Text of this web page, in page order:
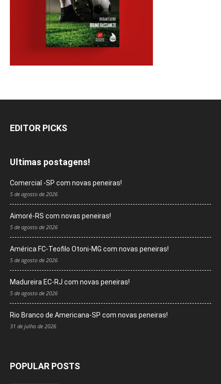
EDITOR PICKS
Ultimas postagens!
Comercial -SP com novas peneiras!
5 de agosto de 2026
Aimoré-RS com novas peneiras!
5 de agosto de 2026
América FC-Teofilo Otoni-MG com novas peneiras!
5 de agosto de 2026
Madureira EC-RJ com novas peneiras!
5 de agosto de 2026
Rio Branco de Americana-SP com novas peneiras!
31 de julho de 2026
POPULAR POSTS